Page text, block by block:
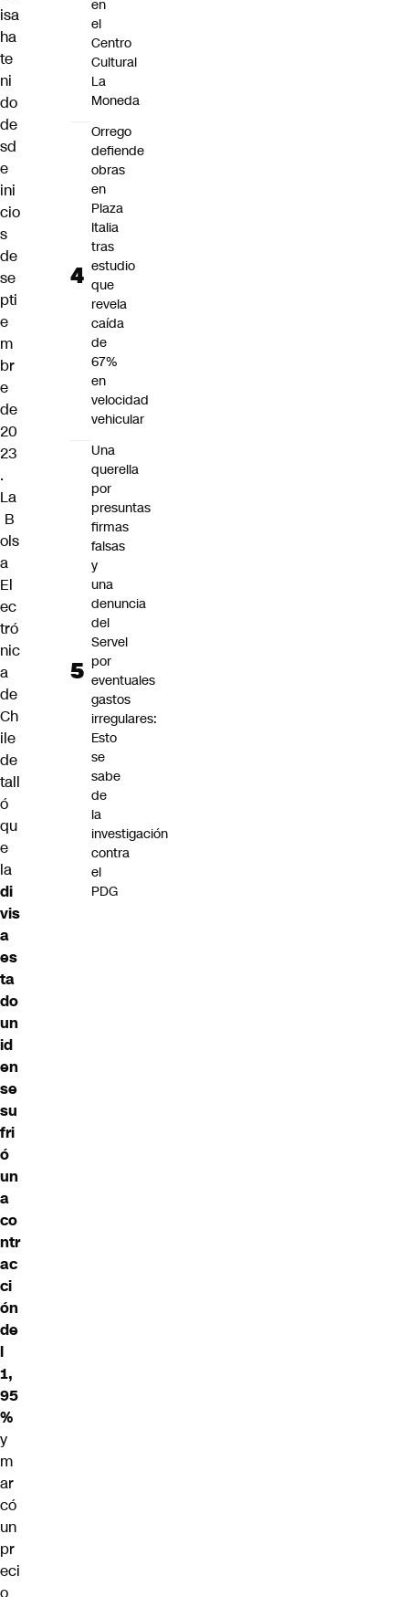
isa
ha
te
ni
do
de
sd
e
ini
cio
s
de
se
pti
e
m
br
e
de
20
23
.
La
B
ols
a
El
ec
tró
nic
a
de
Ch
ile
de
tall
ó
qu
e
la
di
vis
a
es
ta
do
un
id
en
se
su
fri
ó
un
a
co
ntr
ac
ci
ón
de
l
1,
95
%
y
m
ar
có
un
pr
eci
o
en
el
Centro
Cultural
La
Moneda
Orrego
defiende
obras
en
Plaza
Italia
tras
estudio
que
revela
caída
de
67%
en
velocidad
vehicular
Una
querella
por
presuntas
firmas
falsas
y
una
denuncia
del
Servel
por
eventuales
gastos
irregulares:
Esto
se
sabe
de
la
investigación
contra
el
PDG